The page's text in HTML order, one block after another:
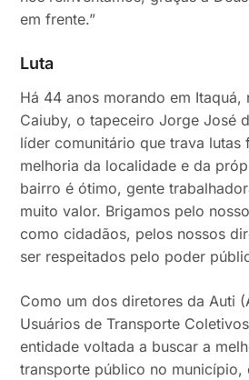
em frente.”
Luta
Há 44 anos morando em Itaquá,
Caiuby, o tapeceiro Jorge José
líder comunitário que trava lutas
melhoria da localidade e da
bairro é ótimo, gente
muito valor. Brigamos pelo
como cidadãos, pelos nossos
ser respeitados pelo poder
Como um dos diretores da Auti
Usuários de Transporte
entidade voltada a buscar a
transporte público no município,